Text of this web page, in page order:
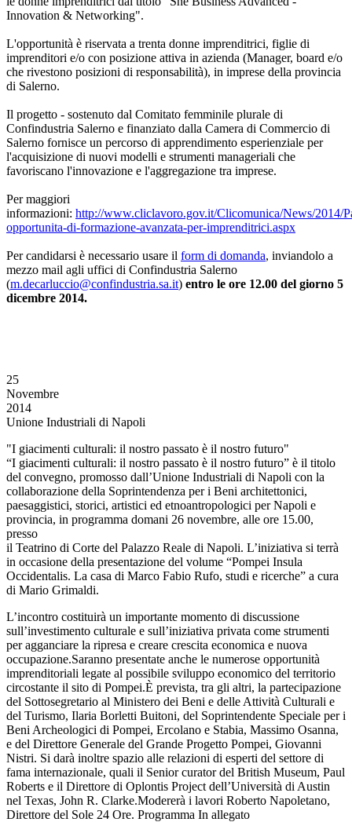
Innovation & Networking".
L'opportunità è riservata a trenta donne imprenditrici, figlie di
imprenditori e/o con posizione attiva in azienda (Manager, board e/o
che rivestono posizioni di responsabilità), in imprese della provincia
di Salerno.
Il progetto - sostenuto dal Comitato femminile plurale di
Confindustria Salerno e finanziato dalla Camera di Commercio di
Salerno fornisce un percorso di apprendimento esperienziale per
l'acquisizione di nuovi modelli e strumenti manageriali che
favoriscano l'innovazione e l'aggregazione tra imprese.
Per maggiori
informazioni: http://www.cliclavoro.gov.it/Clicomunica/News/2014/
opportunita-di-formazione-avanzata-per-imprenditrici.aspx
Per candidarsi è necessario usare il form di domanda, inviandolo a
mezzo mail agli uffici di Confindustria Salerno
(m.decarluccio@confindustria.sa.it) entro le ore 12.00 del giorno 5
dicembre 2014.
25
Novembre
2014
Unione Industriali di Napoli
"I giacimenti culturali: il nostro passato è il nostro futuro"
“I giacimenti culturali: il nostro passato è il nostro futuro” è il titolo
del convegno, promosso dall’Unione Industriali di Napoli con la
collaborazione della Soprintendenza per i Beni architettonici,
paesaggistici, storici, artistici ed etnoantropologici per Napoli e
provincia, in programma domani 26 novembre, alle ore 15.00,
presso
il Teatrino di Corte del Palazzo Reale di Napoli. L’iniziativa si terrà
in occasione della presentazione del volume “Pompei Insula
Occidentalis. La casa di Marco Fabio Rufo, studi e ricerche” a cura
di Mario Grimaldi.
L’incontro costituirà un importante momento di discussione
sull’investimento culturale e sull’iniziativa privata come strumenti
per agganciare la ripresa e creare crescita economica e nuova
occupazione.Saranno presentate anche le numerose opportunità
imprenditoriali legate al possibile sviluppo economico del territorio
circostante il sito di Pompei.È prevista, tra gli altri, la partecipazione
del Sottosegretario al Ministero dei Beni e delle Attività Culturali e
del Turismo, Ilaria Borletti Buitoni, del Soprintendente Speciale per i
Beni Archeologici di Pompei, Ercolano e Stabia, Massimo Osanna,
e del Direttore Generale del Grande Progetto Pompei, Giovanni
Nistri. Si darà inoltre spazio alle relazioni di esperti del settore di
fama internazionale, quali il Senior curator del British Museum, Paul
Roberts e il Direttore di Oplontis Project dell’Università di Austin
nel Texas, John R. Clarke.Modererà i lavori Roberto Napoletano,
Direttore del Sole 24 Ore. Programma In allegato